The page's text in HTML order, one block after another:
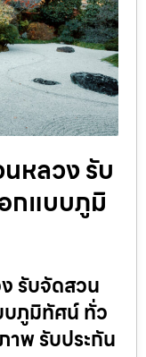
หลวง รับ
กแบบภูมิ
รับจัดสวน
ภูมิทัศน์ ทั่ว
าพ รับประกัน